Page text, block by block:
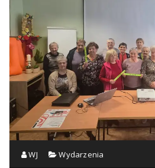
WJ Wydarzenia